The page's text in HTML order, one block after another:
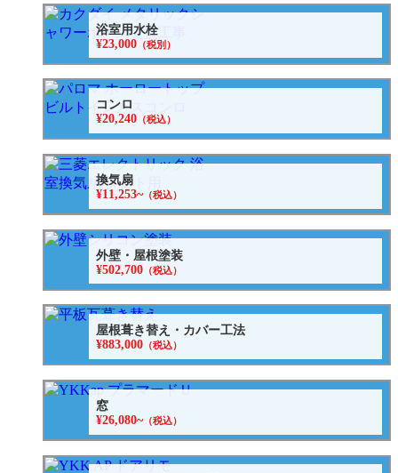
浴室用水栓
¥23,000 （税別）
コンロ
¥20,240 （税込）
換気扇
¥11,253~（税込）
外壁・屋根塗装
¥502,700 （税込）
屋根葺き替え・カバー工法
¥883,000 （税込）
窓
¥26,080~（税込）